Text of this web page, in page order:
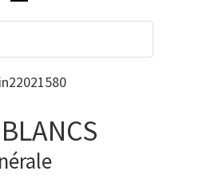
in22021580